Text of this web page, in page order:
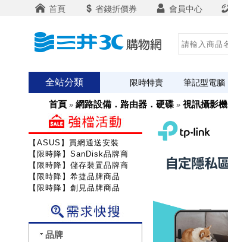
首頁 省錢折價券 會員中心
全站分類 限時特賣 筆記型電腦
首頁 » 網路設備．路由器．硬碟 » 視訊攝影機
【ASUS】買網通送安裝
【限時降】SanDisk品牌商品
【限時降】儲存裝置品牌商品
【限時降】希捷品牌商品
【限時降】創見品牌商品
品牌